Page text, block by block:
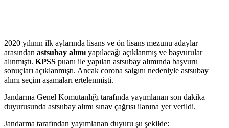
2020 yılının ilk aylarında lisans ve ön lisans mezunu adaylar
arasından astsubay alımı yapılacağı açıklanmış ve başvurular
alınmıştı. KPSS puanı ile yapılan astsubay alımında başvuru
sonuçları açıklanmıştı. Ancak corona salgını nedeniyle astsubay
alımı seçim aşamaları ertelenmişti.
Jandarma Genel Komutanlığı tarafında yayımlanan son dakika
duyurusunda astsubay alımı sınav çağrısı ilanına yer verildi.
Jandarma tarafından yayımlanan duyuru şu şekilde: